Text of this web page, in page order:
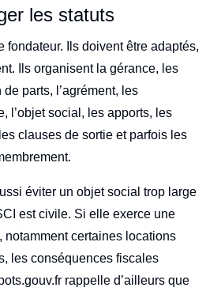
les statuts
fondateur. Ils doivent être adaptés,
Ils organisent la gérance, les
parts, l’agrément, les
l’objet social, les apports, les
clauses de sortie et parfois les
éviter un objet social trop large
est civile. Si elle exerce une
notamment certaines locations
les conséquences fiscales
rappelle d’ailleurs que